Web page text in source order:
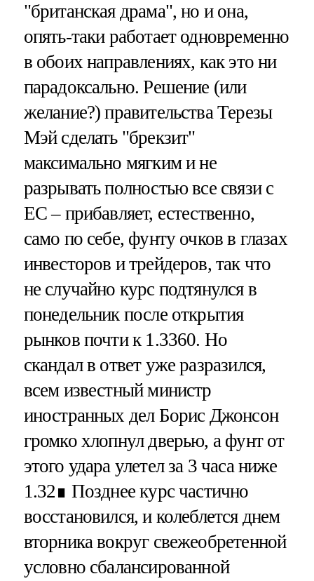
"британская драма", но и она,
опять-таки работает одновременно
в обоих направлениях, как это ни
парадоксально. Решение (или
желание?) правительства Терезы
Мэй сделать "брекзит"
максимально мягким и не
разрывать полностью все связи с
ЕС – прибавляет, естественно,
само по себе, фунту очков в глазах
инвесторов и трейдеров, так что
не случайно курс подтянулся в
понедельник после открытия
рынков почти к 1.3360. Но
скандал в ответ уже разразился,
всем известный министр
иностранных дел Борис Джонсон
громко хлопнул дверью, а фунт от
этого удара улетел за 3 часа ниже
1.32∎ Позднее курс частично
восстановился, и колеблется днем
вторника вокруг свежеобретенной
условно сбалансированной